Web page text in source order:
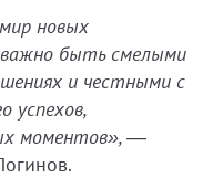
новых
важно быть смелыми
и честными с
успехов,
моментов»,—